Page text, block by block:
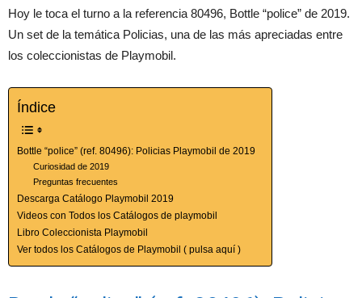
Hoy le toca el turno a la referencia 80496, Bottle “police” de 2019.
Un set de la temática Policias, una de las más apreciadas entre
los coleccionistas de Playmobil.
Índice
Bottle “police” (ref. 80496): Policias Playmobil de 2019
Curiosidad de 2019
Preguntas frecuentes
Descarga Catálogo Playmobil 2019
Videos con Todos los Catálogos de playmobil
Libro Coleccionista Playmobil
Ver todos los Catálogos de Playmobil ( pulsa aquí )